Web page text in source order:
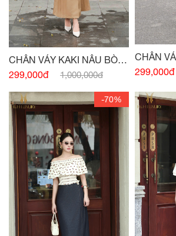
CHÂN VÁY KAKI NÂU BÒ
MÍ THÂN ĐÍNH CÚC -(HẾT
299,000đ 1,000,000đ
CHÂN
299,000đ
-70%